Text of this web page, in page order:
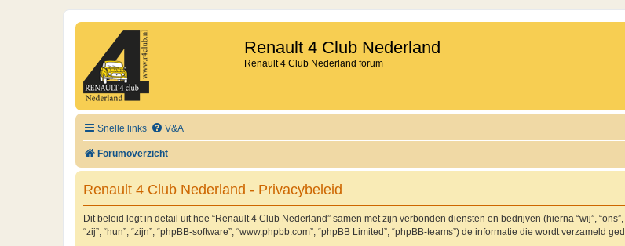
Renault 4 Club Nederland
Renault 4 Club Nederland forum
Snelle links V&A
Forumoverzicht
Renault 4 Club Nederland - Privacybeleid
Dit beleid legt in detail uit hoe “Renault 4 Club Nederland” samen met zijn verbonden diensten en bedrijven (hierna “wij”,
“zij”, “hun”, “zijn”, “phpBB-software”, “www.phpbb.com”, “phpBB Limited”, “phpBB-teams”) de informatie die wordt